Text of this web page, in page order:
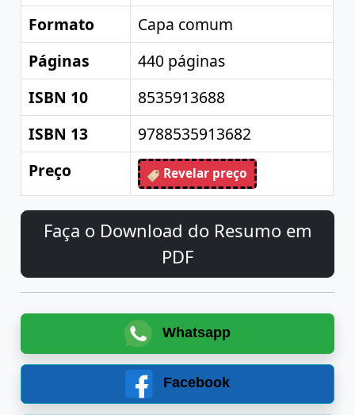
Formato
Capa comum
Páginas
440 páginas
ISBN 10
8535913688
ISBN 13
9788535913682
Preço
Revelar preço
Faça o Download do Resumo em
PDF
Whatsapp
Facebook